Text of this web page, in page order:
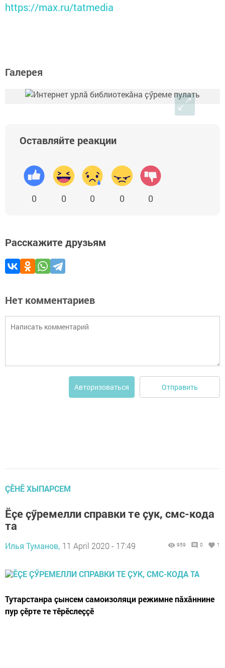
https://max.ru/tatmedia
Галерея
Оставляйте реакции
0 0 0 0 0
Расскажите друзьям
Нет комментариев
Авторизоваться Отправить
ÇӖНӖ ХЫПАРСЕМ
Ӗҫе ҫӳремелли справки те ҫук, смс-кода
та
Илья Туманов, 11 April 2020 - 17:49 959 0 1
Тутарстанра ҫынсем самоизоляци режимне пӑхӑннине
пур ҫӗрте те тӗрӗслеҫҫӗ